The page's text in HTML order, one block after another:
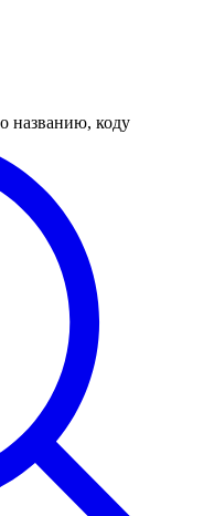
названию, коду